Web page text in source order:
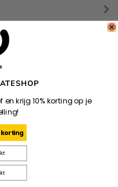
krijg 10% korting op je